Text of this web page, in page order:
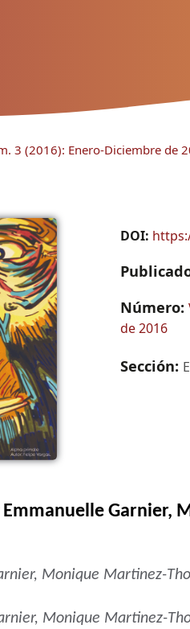
3 (2016): Enero-Diciembre de
DOI:
Número:
de 2016
Sección:
Garnier,
Monique Martinez-
Monique Martinez-